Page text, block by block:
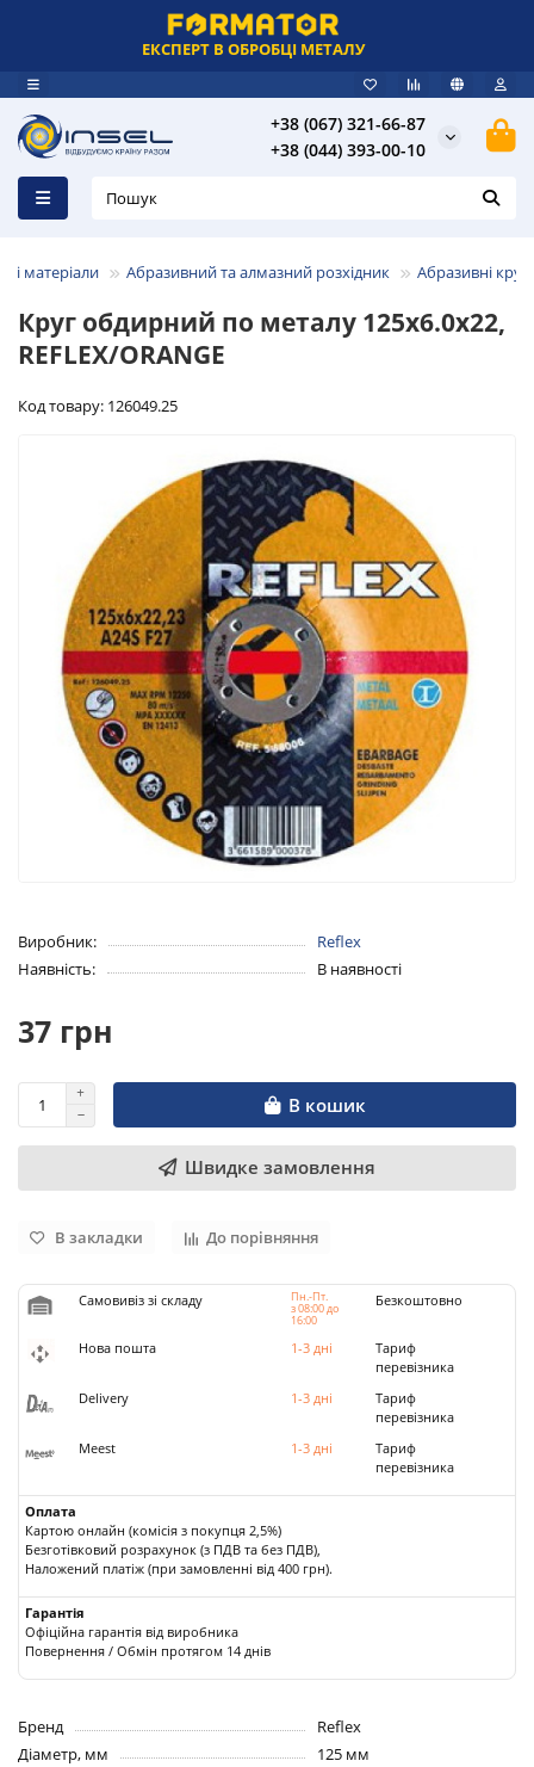
ЕКСПЕРТ В ОБРОБЦІ МЕТАЛУ
+38 (067) 321-66-87
+38 (044) 393-00-10
матеріали Абразивний та алмазний розхідник Абразивні
Круг обдирний по металу 125х6.0х22,
REFLEX/ORANGE
Код товару: 126049.25
Виробник:
Reflex
Наявність:
В наявності
37 грн
В кошик
Швидке замовлення
В закладки До порівняння
Самовивіз зі складу Пн.-Пт.
з 08:00 до
16:00
Безкоштовно
Нова пошта 1-3 дні
Тариф
перевізника
Delivery
1-3 дні
Тариф
перевізника
Meest
1-3 дні
Тариф
перевізника
Оплата
Картою онлайн (комісія з покупця 2,5%)
Безготівковий розрахунок (з ПДВ та без ПДВ),
Наложений платіж (при замовленні від 400 грн).
Гарантія
Офіційна гарантія від виробника
Повернення / Обмін протягом 14 днів
Бренд
Reflex
Діаметр, мм
125 мм